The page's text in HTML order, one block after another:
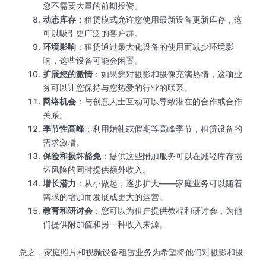
您不需要大量的前期投资。
动态库存 ：租赁模式允许您使用最新设备更新库存，这
可以吸引更广泛的客户群。
环境影响 ：租赁通过最大化设备的使用而减少环境影
响，这些设备可能会闲置。
扩展您的激情 ：如果您对摄影和摄像充满热情，这项业
务可以让您保持与您热爱的行业的联系。
网络机会 ：与创意人士互动可以导致潜在的合作或合作
关系。
季节性高峰 ：利用婚礼或假期等高峰季节，租赁设备的
需求激增。
保险和损坏豁免：提供这些附加服务可以在减轻库存损
坏风险的同时提供额外收入。
增长潜力 ：从小做起，逐步扩大——家庭业务可以随着
需求的增加而发展成更大的运营。
教育和研讨会 ：您可以为租户提供教程和研讨会，为他
们提供附加值和另一种收入来源。
总之，家庭照片和视频设备租赁业务为希望将他们对摄影和摄